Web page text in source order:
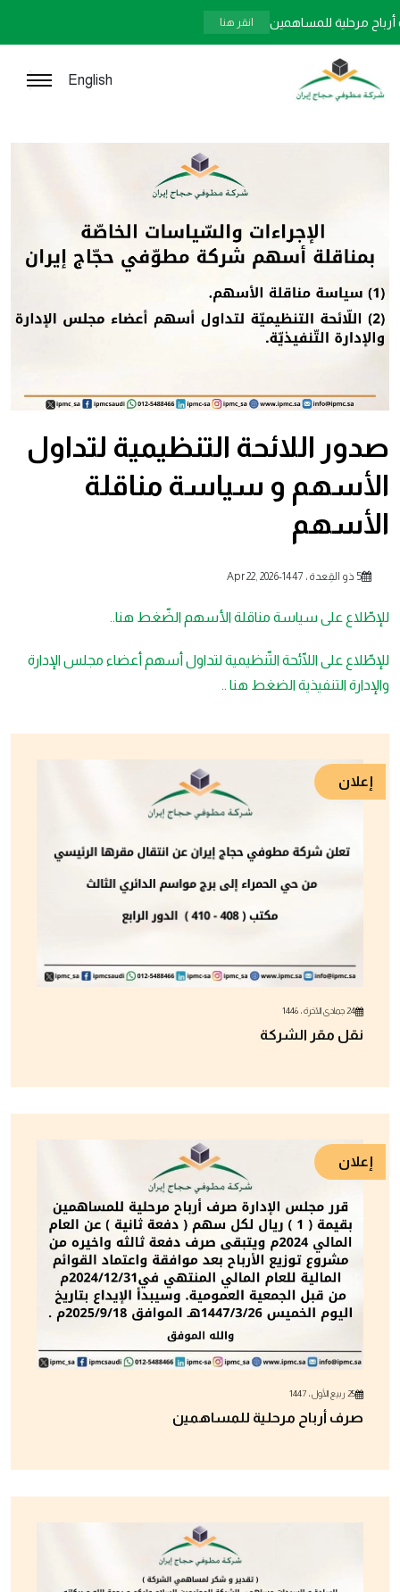
أرباح مرحلية للمساهمين انقر هنا
English
صدور اللائحة التنظيمية لتداول
الأسهم و سياسة مناقلة
الأسهم
5 ذو القِعدة ، 1447 -
Apr 22, 2026
للإطّلاع على سياسة مناقلة الأسهم الضّغط هنا..
للإطّلاع على اللّائحة التّنظيمية لتداول أسهم أعضاء مجلس الإدارة
والإدارة التنفيذية الضغط هنا ..
إعلان
24 جمادى الآخرة ، 1446
نقل مقر الشركة
إعلان
25 ربيع الأول ، 1447
صرف أرباح مرحلية للمساهمين